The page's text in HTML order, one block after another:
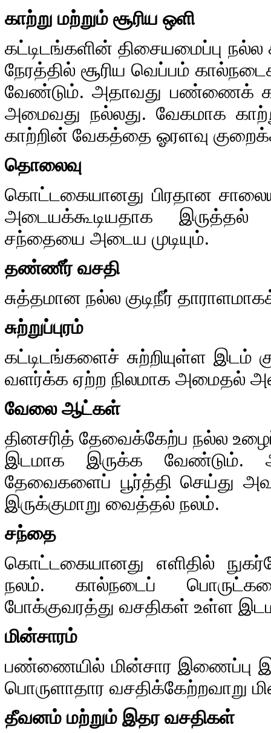
காற்று மற்றும் சூரிய ஒளி
கட்டிடங்களின் திசையமைப்பு நல்ல
நேரத்தில் சூரிய வெப்பம்
வேண்டும். அதாவது பண்ணைக்
அமைவது நல்லது. வேகமாக
காற்றின் வேகத்தை ஓரளவு
தொலைவு
கொட்டகையானது பிரதான
அடையக்கூடியதாக
சந்தையை அடைய முடியும்.
தண்ணீர் வசதி
சுத்தமான நல்ல குடிநீர்
சுற்றுப்புரம்
கட்டிடங்களைச் சுற்றியுள்ள இடம்
வளர்க்க ஏற்ற நிலமாக அமைதல்
வேலை ஆட்கள்
தினசரித் தேவைக்கேற்ப நல்ல
இடமாக இருக்க வேண்டும்.
தேவைகளைப் பூர்த்தி செய்து
இருக்குமாறு வைத்தல் நலம்.
சந்தை
கொட்டகையானது எளிதில்
நலம். கால்நடைப்
போக்குவரத்து வசதிகள் உள்ள
மின்சாரம்
பண்ணையில் மின்சார இணைப்பு
பொருளாதார வசதிக்கேற்றவாறு
தீவனம் மற்றும் இதர வசதிகள்